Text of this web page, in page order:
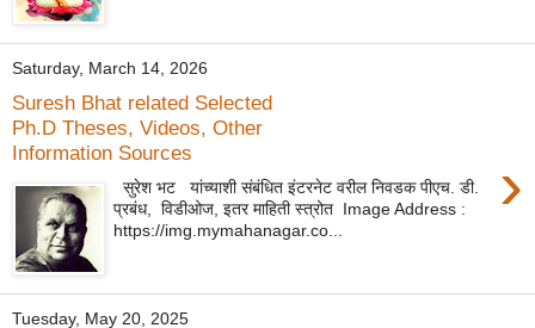
Saturday, March 14, 2026
Suresh Bhat related Selected
Ph.D Theses, Videos, Other
Information Sources
›
सुरेश भट यांच्याशी संबंधित इंटरनेट वरील निवडक पीएच. डी.
प्रबंध, विडीओज, इतर माहिती स्त्रोत Image Address :
https://img.mymahanagar.co...
Tuesday, May 20, 2025